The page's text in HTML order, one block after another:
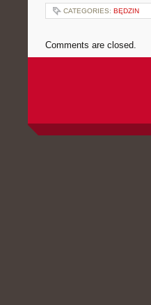
CATEGORIES: BĘDZIN
Comments are closed.